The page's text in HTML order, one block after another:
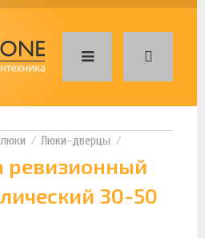
Люки-дверцы
30-50